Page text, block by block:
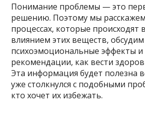
Понимание проблемы — это
решению. Поэтому мы
процессах, которые происходят
влиянием этих веществ, обсудим
психоэмоциональные эффекты
рекомендации, как вести
Эта информация будет полезна
уже столкнулся с подобными
кто хочет их избежать.